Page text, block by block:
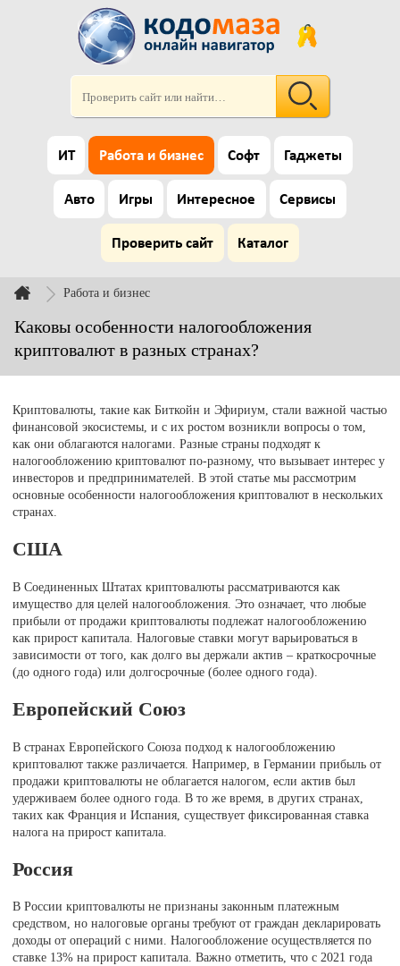
ИТ Работа и бизнес Софт Гаджеты
Авто Игры Интересное Сервисы
Проверить сайт Каталог
Работа и бизнес
Каковы особенности налогообложения
криптовалют в разных странах?
Криптовалюты, такие как Биткойн и Эфириум, стали важной частью
финансовой экосистемы, и с их ростом возникли вопросы о том,
как они облагаются налогами. Разные страны подходят к
налогообложению криптовалют по-разному, что вызывает интерес у
инвесторов и предпринимателей. В этой статье мы рассмотрим
основные особенности налогообложения криптовалют в нескольких
странах.
США
В Соединенных Штатах криптовалюты рассматриваются как
имущество для целей налогообложения. Это означает, что любые
прибыли от продажи криптовалюты подлежат налогообложению
как прирост капитала. Налоговые ставки могут варьироваться в
зависимости от того, как долго вы держали актив – краткосрочные
(до одного года) или долгосрочные (более одного года).
Европейский Союз
В странах Европейского Союза подход к налогообложению
криптовалют также различается. Например, в Германии прибыль от
продажи криптовалюты не облагается налогом, если актив был
удерживаем более одного года. В то же время, в других странах,
таких как Франция и Испания, существует фиксированная ставка
налога на прирост капитала.
Россия
В России криптовалюты не признаны законным платежным
средством, но налоговые органы требуют от граждан декларировать
доходы от операций с ними. Налогообложение осуществляется по
ставке 13% на прирост капитала. Важно отметить, что с 2021 года